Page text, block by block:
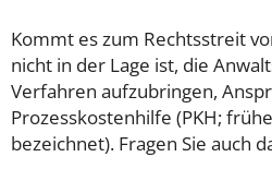
Kommt es zum Rechtsstreit
nicht in der Lage ist, die
Verfahren aufzubringen,
Prozesskostenhilfe (PKH;
bezeichnet). Fragen Sie auch